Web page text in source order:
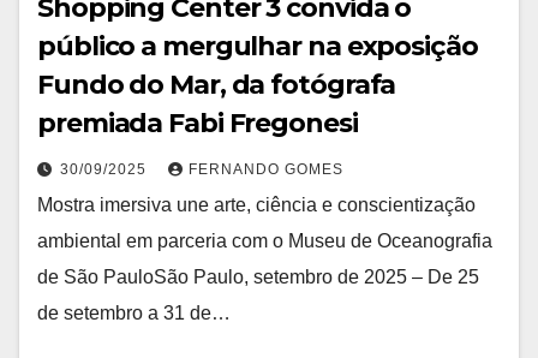
Shopping Center 3 convida o
público a mergulhar na exposição
Fundo do Mar, da fotógrafa
premiada Fabi Fregonesi
30/09/2025 FERNANDO GOMES
Mostra imersiva une arte, ciência e conscientização
ambiental em parceria com o Museu de Oceanografia
de São PauloSão Paulo, setembro de 2025 – De 25
de setembro a 31 de…